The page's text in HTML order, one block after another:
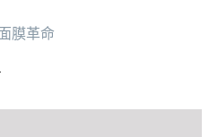
膜革命